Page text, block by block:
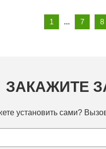
1 ... 7 8
ЗАКАЖИТЕ
установить сами?